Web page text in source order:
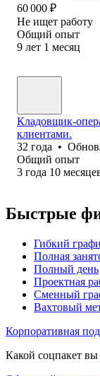
60 000 ₽
Не ищет работу
Общий опыт
9 лет 1 месяц
Кладовщик-
клиентами.
32 года •
Общий опыт
3 года 10
Быстрые
Гибкий
Полная
Полный день
Проектная
Сменный
Вахтовый
Корпоративная
Какой соцпакет